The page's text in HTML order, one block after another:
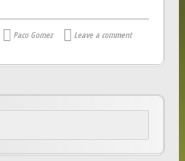
Paco Gomez Leave a comment